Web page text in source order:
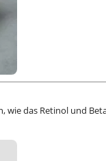
wie das Retinol und